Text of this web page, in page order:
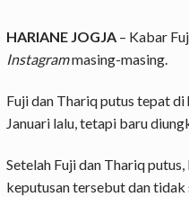
HARIANE JOGJA – Kabar
Instagrammasing-masing.
Fuji dan Thariq putus tepat
Januari lalu, tetapi baru
Setelah Fuji dan Thariq
keputusan tersebut dan tidak